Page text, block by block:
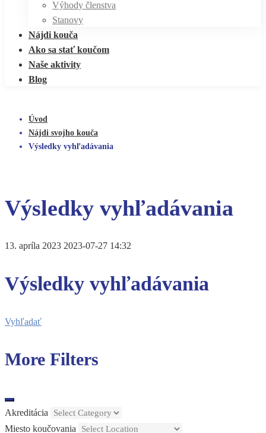
Výhody členstva
Stanovy
Nájdi kouča
Ako sa stať koučom
Naše aktivity
Blog
Úvod
Nájdi svojho kouča
Výsledky vyhľadávania
Výsledky vyhľadávania
13. apríla 2023 2023-07-27 14:32
Výsledky vyhľadávania
Vyhľadať
More Filters
Akreditácia
Miesto koučovania